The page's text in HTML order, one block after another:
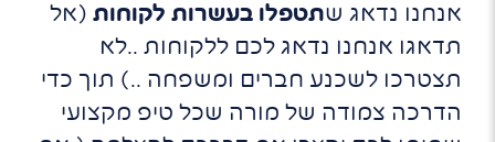
אנחנו נדאג שתטפלו בעשרות לקוחות (אל
תדאגו אנחנו נדאג לכם ללקוחות ..לא
תצטרכו לשכנע חברים ומשפחה ..) תוך כדי
הדרכה צמודה של מורה שכל טיפ מקצועי